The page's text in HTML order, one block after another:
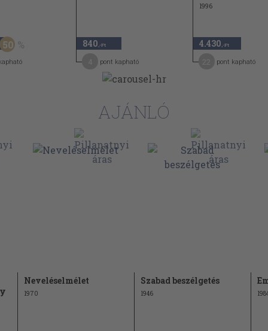
65
70
75
78
50 840 ,-Ft
pont kapható
1996
4.430 ,-Ft
pont kapható
AJÁNLÓ
Neveléselmélet
1970
Szabad beszélgetés
1946